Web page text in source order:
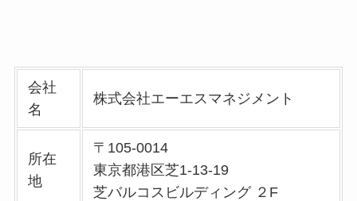
会社
名
株式会社エーエスマネジメント
所在
地
〒105-0014
東京都港区芝1-13-19
芝バルコスビルディング ２F